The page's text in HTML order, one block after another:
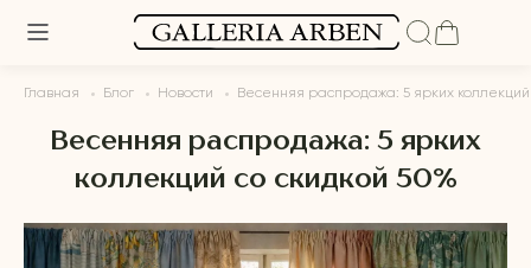
Главная Блог Новости Весенняя распродажа: 5 ярких коллекций
Весенняя распродажа: 5 ярких
коллекций со скидкой 50%